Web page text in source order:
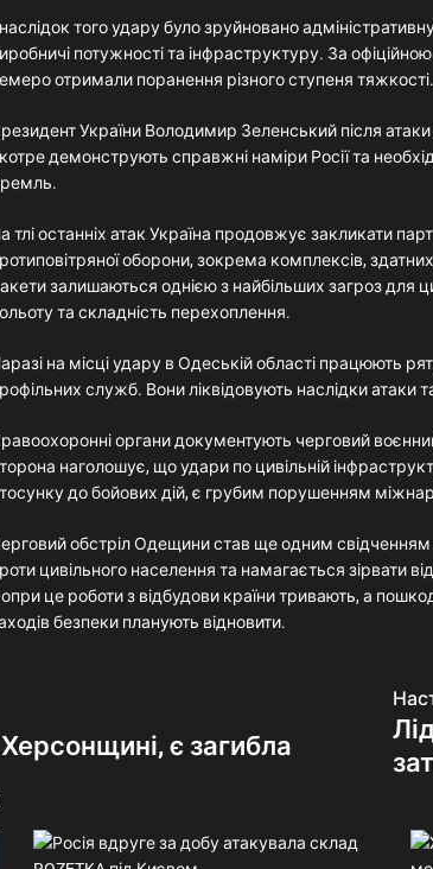
того удару було зруйновано
потужності та інфраструктуру. За
отримали поранення різного ступеня тяжкості.
України Володимир Зеленський після
демонструють справжні наміри Росії та
тлі останніх атак Україна продовжує закликати
оборони, зокрема комплексів,
залишаються однією з найбільших загроз для
та складність перехоплення.
на місці удару в Одеській області працюють
служб. Вони ліквідовують наслідки
органи документують черговий
наголошує, що удари по цивільній
до бойових дій, є грубим порушенням
обстріл Одещини став ще одним
цивільного населення та намагається зірвати
це роботи з відбудови країни тривають, а
безпеки планують відновити.
є загибла